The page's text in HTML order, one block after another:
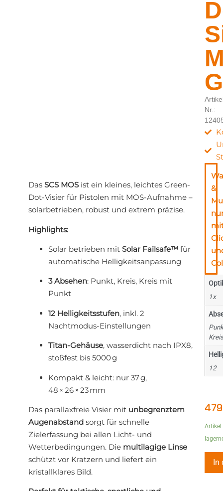
Das SCS MOSist ein kleines, leichtes Green-
Dot-Visier für Pistolen mit MOS-Aufnahme –
solarbetrieben, robust und extrem präzise.
Highlights:
Solar betrieben mit Solar Failsafe™für
automatische Helligkeitsanpassung
3 Absehen: Punkt, Kreis, Kreis mit
Punkt
12 Helligkeitsstufen, inkl. 2
Nachtmodus-Einstellungen
Titan-Gehäuse, wasserdicht nach IPX8,
stoßfest bis 5000 g
Kompakt & leicht: nur 37 g,
48 × 26 × 23 mm
Das parallaxfreie Visier mit unbegrenztem
Augenabstandsorgt für schnelle
Zielerfassung bei allen Licht- und
Wetterbedingungen. Die multilagige Linse
schützt vor Kratzern und liefert ein
kristallklares Bild.
Nr.:
&
1x
12
Artikel